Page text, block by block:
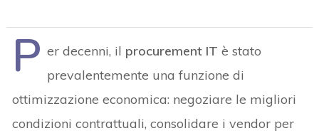
P er decenni, il procurement IT è stato
prevalentemente una funzione di
ottimizzazione economica: negoziare le migliori
condizioni contrattuali, consolidare i vendor per